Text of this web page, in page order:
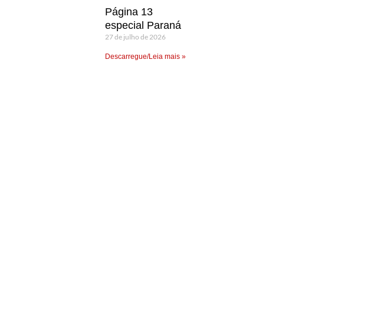
Página 13
especial Paraná
27 de julho de 2026
Descarregue/Leia mais »